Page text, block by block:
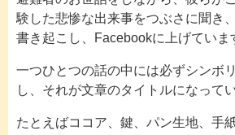
験した悲惨な出来事をつぶさに聞き
書き起こし、Facebookに上げていま
一つひとつの話の中には必ずシンボ
し、それが文章のタイトルになってい
たとえばココア、鍵、パン生地、手紙